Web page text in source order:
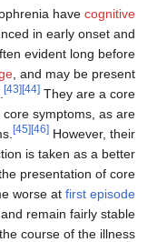
those with schizophrenia
are most pronounced in
[41]
These are often
prodromal stage, and
or childhood.
to be core
symptoms.
[45]
of dysfunction is
than the
deficits become worse
to baseline, and
over the